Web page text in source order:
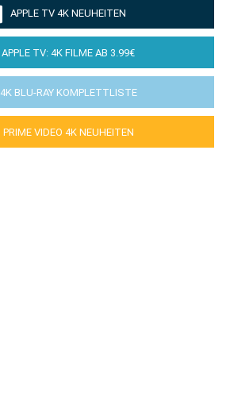
APPLE TV 4K NEUHEITEN
APPLE TV: 4K FILME AB 3.99€
4K BLU-RAY KOMPLETTLISTE
PRIME VIDEO 4K NEUHEITEN